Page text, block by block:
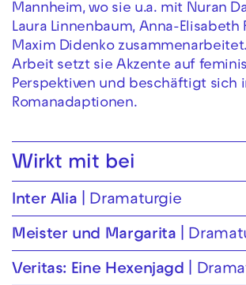
Mannheim, wo sie u.a. mit Nuran
Laura Linnenbaum, Anna-Elisabeth
Maxim Didenko
Arbeit setzt sie Akzente auf
Perspektiven und beschäftigt sich
Romanadaptionen.
Wirkt mit bei
Inter Alia Dramaturgie
Meister und Margarita
Veritas: Eine Hexenjagd